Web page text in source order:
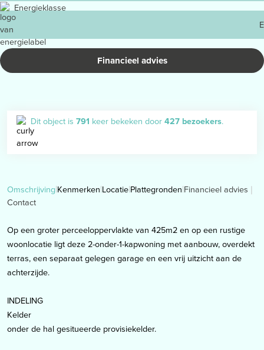
Energieklasse
E
Financieel advies
Dit object is 791 keer bekeken door427 bezoekers.
OmschrijvingKenmerken LocatiePlattegronden Financieel advies
Contact
Op een groter perceeloppervlakte van 425m2 en op een rustige
woonlocatie ligt deze 2-onder-1-kapwoning met aanbouw, overdekt
terras, een separaat gelegen garage en een vrij uitzicht aan de
achterzijde.
INDELING
Kelder
onder de hal gesitueerde provisiekelder.